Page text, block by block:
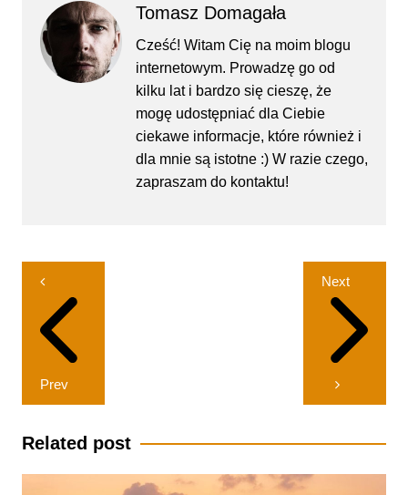
Tomasz Domagała
Cześć! Witam Cię na moim blogu
internetowym. Prowadzę go od
kilku lat i bardzo się cieszę, że
mogę udostępniać dla Ciebie
ciekawe informacje, które również i
dla mnie są istotne :) W razie czego,
zapraszam do kontaktu!
Nawigacja
wpisu
Prev
Next
Related post